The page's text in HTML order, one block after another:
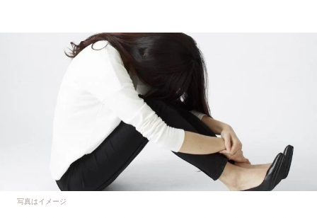
写真はイメージ